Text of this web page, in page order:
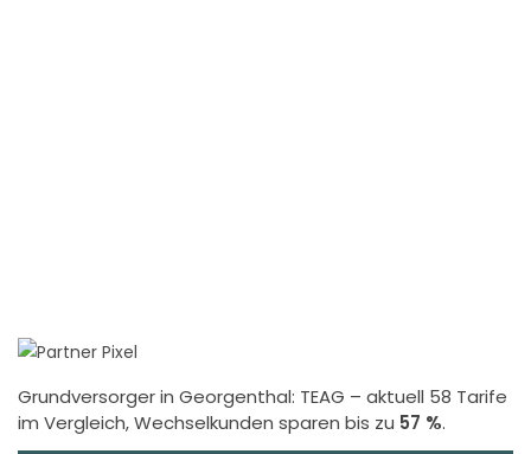
Grundversorger in Georgenthal: TEAG – aktuell 58 Tarife
im Vergleich, Wechselkunden sparen bis zu 57 %.